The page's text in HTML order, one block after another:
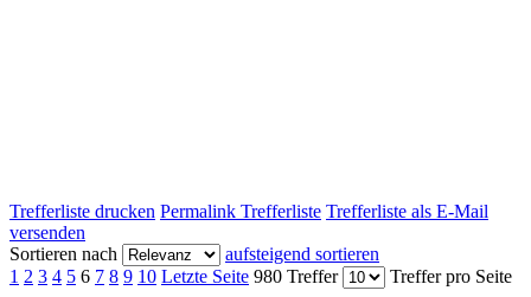
Trefferliste drucken Permalink Trefferliste Trefferliste als E-Mail
versenden
Sortieren nach
aufsteigend sortieren
1 2 3 4 5 6 7 8 9 10 Letzte Seite 980 Treffer Treffer pro Seite